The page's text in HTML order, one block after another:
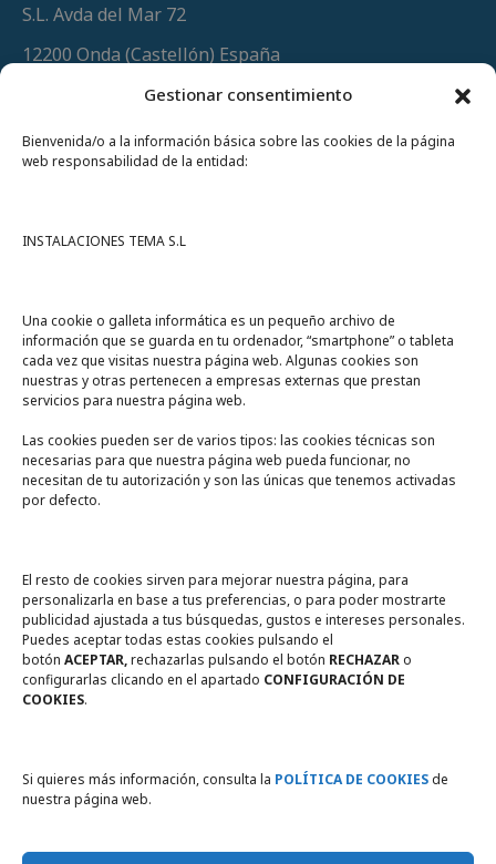
Gestionar consentimiento
Bienvenida/o a la información básica sobre las cookies de la página
web responsabilidad de la entidad:
INSTALACIONES TEMA S.L
Una cookie o galleta informática es un pequeño archivo de
información que se guarda en tu ordenador, “smartphone” o tableta
cada vez que visitas nuestra página web. Algunas cookies son
nuestras y otras pertenecen a empresas externas que prestan
servicios para nuestra página web.
Las cookies pueden ser de varios tipos: las cookies técnicas son
necesarias para que nuestra página web pueda funcionar, no
necesitan de tu autorización y son las únicas que tenemos activadas
por defecto.
El resto de cookies sirven para mejorar nuestra página, para
personalizarla en base a tus preferencias, o para poder mostrarte
publicidad ajustada a tus búsquedas, gustos e intereses personales.
Puedes aceptar todas estas cookies pulsando el
botón ACEPTAR,rechazarlas pulsando el botón RECHAZARo
configurarlas clicando en el apartado CONFIGURACIÓN DE
COOKIES.
Si quieres más información, consulta la POLÍTICA DE COOKIESde
nuestra página web.
S.L. Avda del Mar 72
12200 Onda (Castellón) España
(+34) 964 60 34 34
Urgencias y whatsapp649 406 493
A un click
Tienda online Legal
Política de privacidad
Política de Cookies